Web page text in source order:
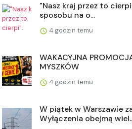
"Nasz kraj przez to
sposobu na o...
4 godzin temu
WAKACYJNA
MYSZKÓW
4 godzin temu
W piątek w Warszawie
Wyłączenia obejmą